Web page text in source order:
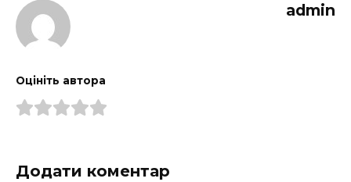
admin
Оцініть автора
Додати коментар